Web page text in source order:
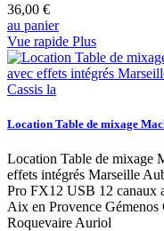
36,00 €
au panier
Vue rapide Plus
Location Table de mixage
Location Table de mixage
effets intégrés Marseille
Pro FX12 USB 12 canaux
Aix en Provence
Roquevaire Auriol